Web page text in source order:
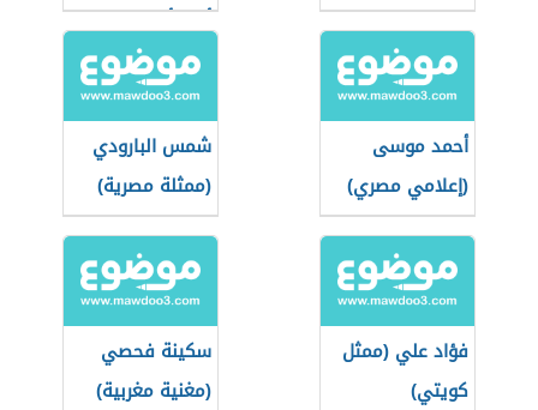
أزياء أمريكية)
أحمد موسى
(إعلامي مصري)
شمس البارودي
(ممثلة مصرية)
فؤاد علي (ممثل
كويتي)
سكينة فحصي
(مغنية مغربية)